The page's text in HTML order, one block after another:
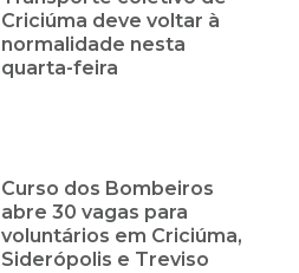
Criciúma deve voltar à
normalidade nesta
quarta-feira
Curso dos Bombeiros
abre 30 vagas para
voluntários em Criciúma,
Siderópolis e Treviso